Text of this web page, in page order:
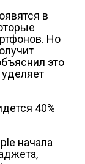
в
Но
это
40%
начала